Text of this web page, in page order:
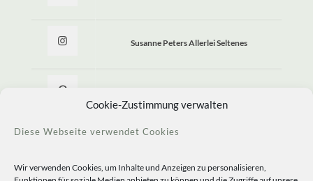
Cookie-Zustimmung verwalten
Diese Webseite verwendet Cookies
Wir verwenden Cookies, um Inhalte und Anzeigen zu personalisieren,
Susanne Peters Allerlei Seltenes